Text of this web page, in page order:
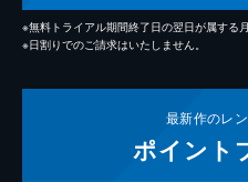
※無料トライアル期間終了日の翌日が属する
※日割りでのご請求はいたしません。
最新作のレ
ポイント